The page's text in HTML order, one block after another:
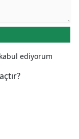
ediyorum